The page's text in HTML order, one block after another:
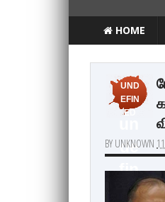
HOME
UND
EFIN
ED
de
fin
ed
BY UNKNOWN